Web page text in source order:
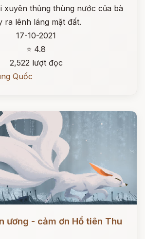
xuyên thủng thùng nước của bà
ra lênh láng mặt đất.
17-10-2021
⭐ 4.8
2,522 lượt đọc
Quốc
ương - cảm ơn Hồ tiên Thu